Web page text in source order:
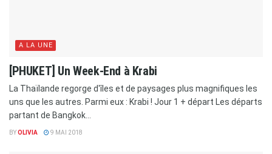
A LA UNE
[PHUKET] Un Week-End à Krabi
La Thaïlande regorge d'îles et de paysages plus magnifiques les
uns que les autres. Parmi eux : Krabi ! Jour 1 + départ Les départs
partant de Bangkok...
BYOLIVIA 9 MAI 2018